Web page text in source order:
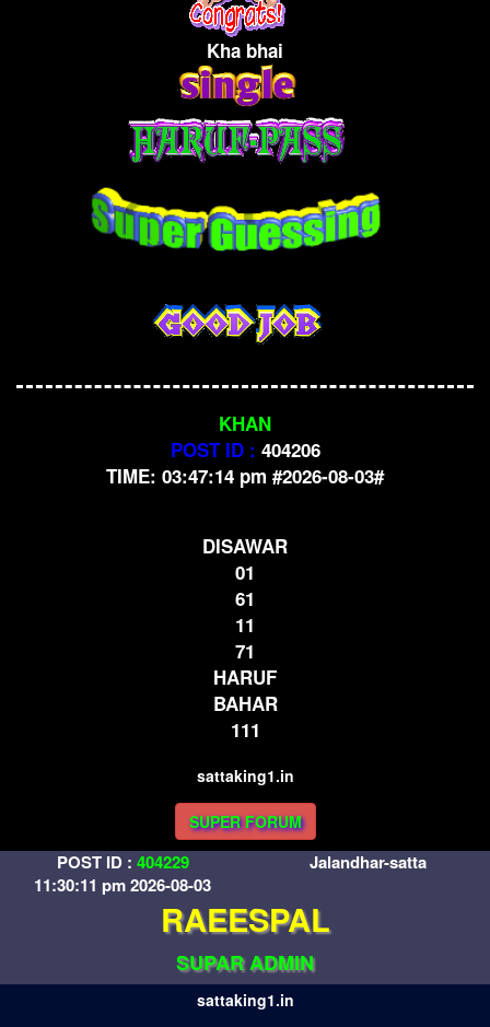
Kha bhai
KHAN
POST ID : 404206
TIME: 03:47:14 pm #2026-08-03#
DISAWAR
01
61
11
71
HARUF
BAHAR
111
sattaking1.in
SUPER FORUM
POST ID : 404229
11:30:11 pm 2026-08-03
Jalandhar-satta
RAEESPAL
SUPAR ADMIN
sattaking1.in